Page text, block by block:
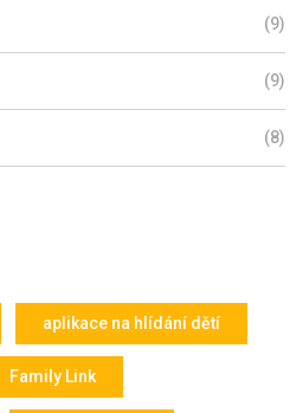
(9)
(9)
(8)
aplikace na hlídání dětí
Family Link